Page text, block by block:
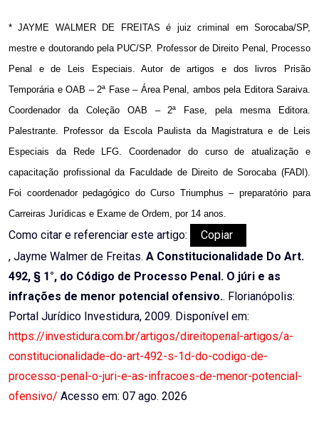
* JAYME WALMER DE FREITAS é juiz criminal em Sorocaba/SP,
mestre e doutorando pela PUC/SP. Professor de Direito Penal, Processo
Penal e de Leis Especiais. Autor de artigos e dos livros Prisão
Temporária e OAB – 2ª Fase – Área Penal, ambos pela Editora Saraiva.
Coordenador da Coleção OAB – 2ª Fase, pela mesma Editora.
Palestrante. Professor da Escola Paulista da Magistratura e de Leis
Especiais da Rede LFG. Coordenador do curso de atualização e
capacitação profissional da Faculdade de Direito de Sorocaba (FADI).
Foi coordenador pedagógico do Curso Triumphus – preparatório para
Carreiras Jurídicas e Exame de Ordem, por 14 anos.
Como citar e referenciar este artigo:
Copiar
, Jayme Walmer de Freitas. A Constitucionalidade Do Art.
492, § 1°, do Código de Processo Penal. O júri e as
infrações de menor potencial ofensivo.. Florianópolis:
Portal Jurídico Investidura, 2009. Disponível em:
https://investidura.com.br/artigos/direitopenal-artigos/a-
constitucionalidade-do-art-492-s-1d-do-codigo-de-
processo-penal-o-juri-e-as-infracoes-de-menor-potencial-
ofensivo/ Acesso em: 07 ago. 2026